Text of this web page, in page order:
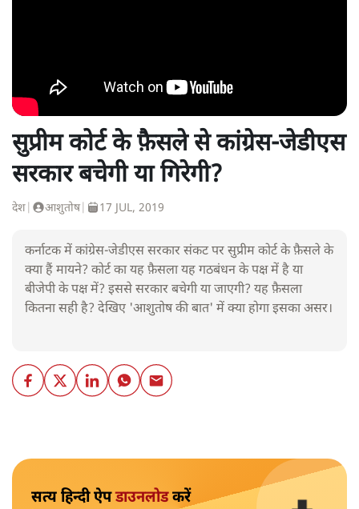
सुप्रीम कोर्ट के फ़ैसले से कांग्रेस-जेडीएस
सरकार बचेगी या गिरेगी?
देश आशुतोष| 17 JUL, 2019
कर्नाटक में कांग्रेस-जेडीएस सरकार संकट पर सुप्रीम कोर्ट के फ़ैसले के
क्या हैं मायने? कोर्ट का यह फ़ैसला यह गठबंधन के पक्ष में है या
बीजेपी के पक्ष में? इससे सरकार बचेगी या जाएगी? यह फ़ैसला
कितना सही है? देखिए 'आशुतोष की बात' में क्या होगा इसका असर।
सत्य हिन्दी ऐपडाउनलोडकरें